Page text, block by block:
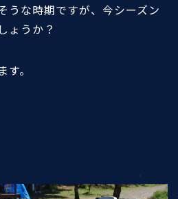
うな時期ですが、今シーズン
ょうか？
。